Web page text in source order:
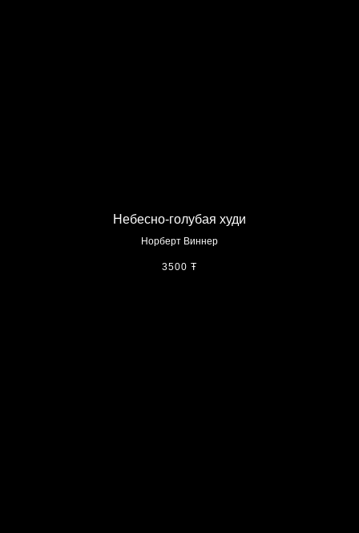
Небесно-голубая худи
Норберт Виннер
3500 Ŧ